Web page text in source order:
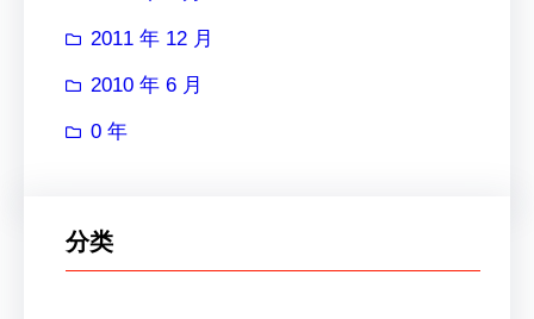
2011 年 12 月
2010 年 6 月
0 年
分类